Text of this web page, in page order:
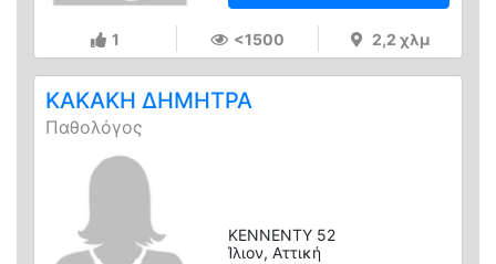
1 <1500 2,2 χλμ
ΚΑΚΑΚΗ ΔΗΜΗΤΡΑ
Παθολόγος
ΚΕΝΝΕΝΤΥ 52
Ίλιον, Αττική